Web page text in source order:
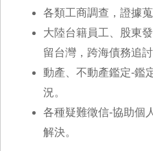
各類工商調查，證據
大陸台籍員工、股東
留台灣，跨海債務追討
動產、不動產鑑定-鑑
況。
各種疑難徵信-協助個
解決。